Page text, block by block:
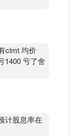
clmt 均价
1400 亏了舍
计股息率在